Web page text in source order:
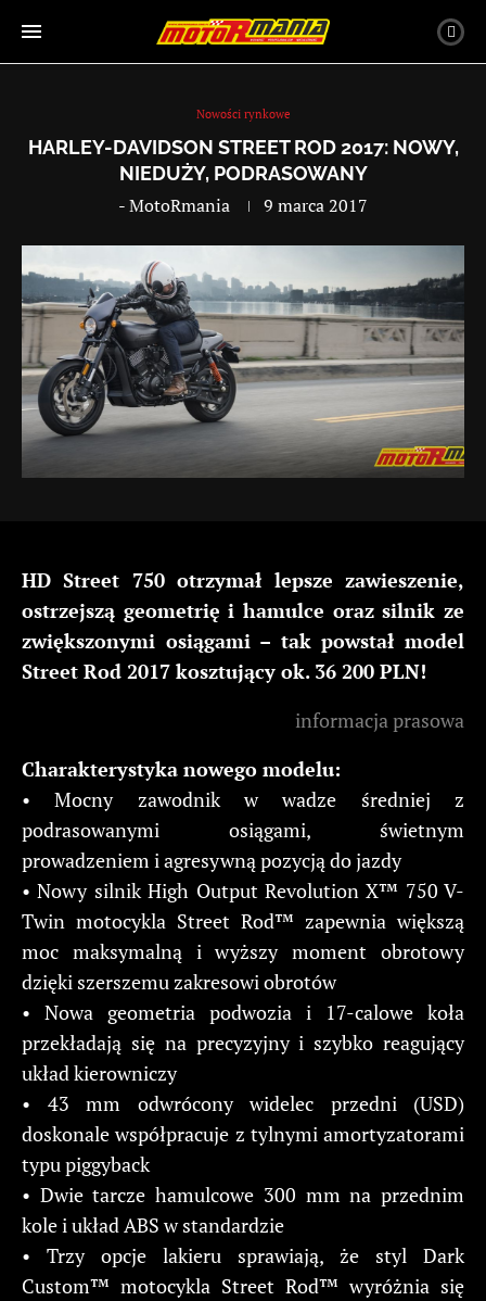
Nowości rynkowe
HARLEY-DAVIDSON STREET ROD 2017: NOWY,
NIEDUŻY, PODRASOWANY
-MotoRmania 9 marca 2017
HD Street 750 otrzymał lepsze zawieszenie,
ostrzejszą geometrię i hamulce oraz silnik ze
zwiększonymi osiągami – tak powstał model
Street Rod 2017 kosztujący ok. 36 200 PLN!
informacja prasowa
Charakterystyka nowego modelu:
• Mocny zawodnik w wadze średniej z
podrasowanymi osiągami, świetnym
prowadzeniem i agresywną pozycją do jazdy
• Nowy silnik High Output Revolution X™ 750 V-
Twin motocykla Street Rod™ zapewnia większą
moc maksymalną i wyższy moment obrotowy
dzięki szerszemu zakresowi obrotów
• Nowa geometria podwozia i 17-calowe koła
przekładają się na precyzyjny i szybko reagujący
układ kierowniczy
• 43 mm odwrócony widelec przedni (USD)
doskonale współpracuje z tylnymi amortyzatorami
typu piggyback
• Dwie tarcze hamulcowe 300 mm na przednim
kole i układ ABS w standardzie
• Trzy opcje lakieru sprawiają, że styl Dark
Custom™ motocykla Street Rod™ wyróżnia się